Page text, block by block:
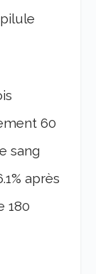
60
sang
après
180